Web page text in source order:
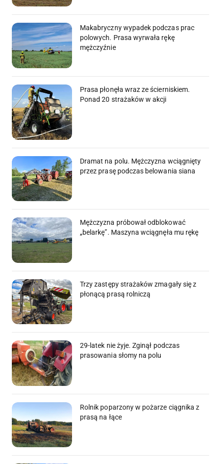
Makabryczny wypadek podczas prac
polowych. Prasa wyrwała rękę
mężczyźnie
Prasa płonęła wraz ze ścierniskiem.
Ponad 20 strażaków w akcji
Dramat na polu. Mężczyzna wciągnięty
przez prasę podczas belowania siana
Mężczyzna próbował odblokować
„belarkę”. Maszyna wciągnęła mu rękę
Trzy zastępy strażaków zmagały się z
płonącą prasą rolniczą
29-latek nie żyje. Zginął podczas
prasowania słomy na polu
Rolnik poparzony w pożarze ciągnika z
prasą na łące